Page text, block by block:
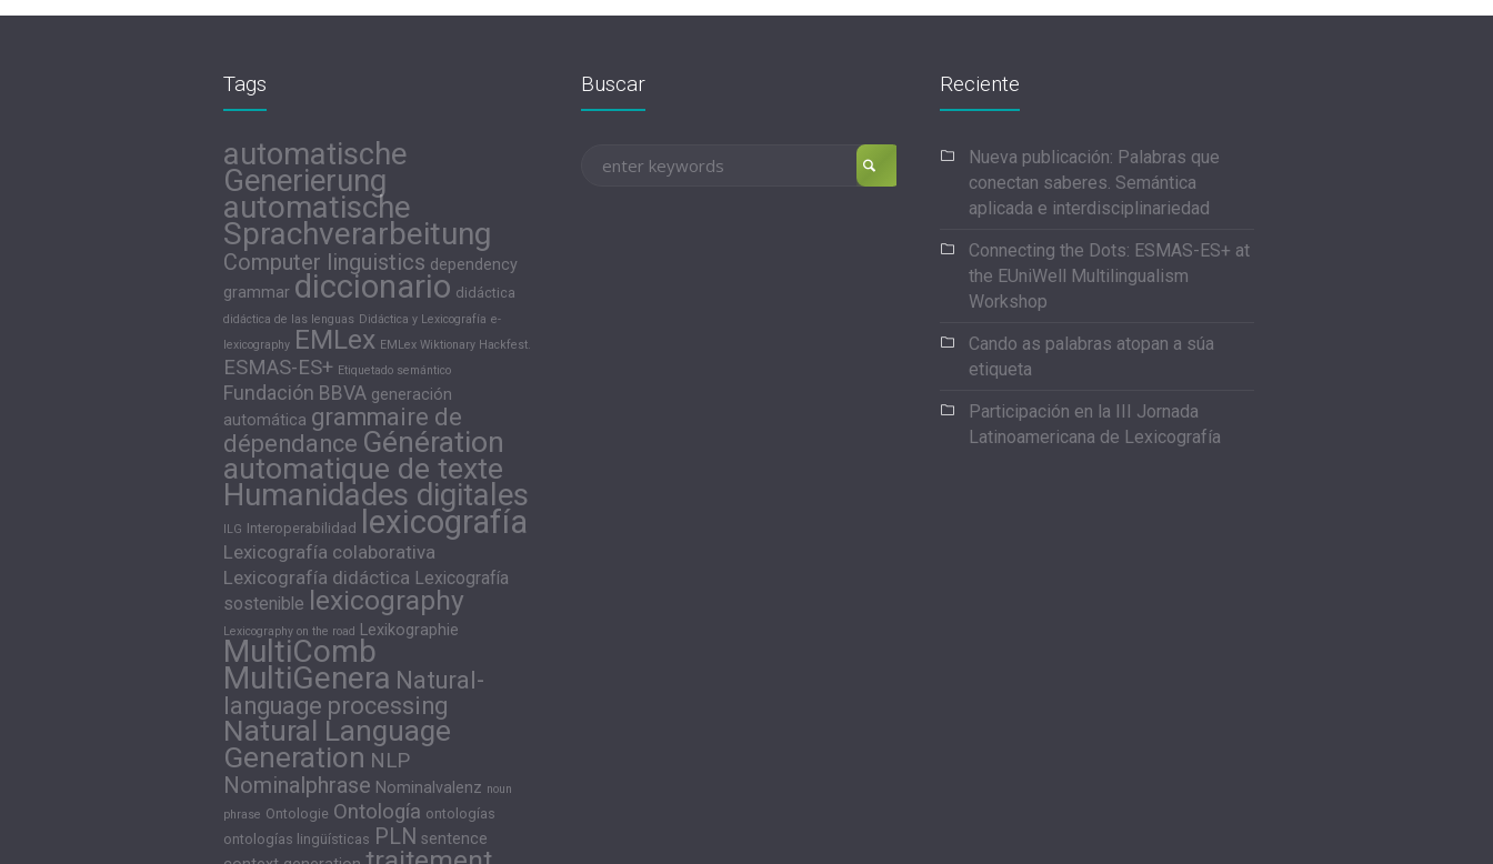
Tags
automatische
Generierung
automatische
Sprachverarbeitung
Computer linguistics dependency
grammar diccionario didáctica
didáctica de las lenguas Didáctica y Lexicografía e-
lexicography EMLex EMLex Wiktionary Hackfest.
ESMAS-ES+ Etiquetado semántico
Fundación BBVA generación
automática grammaire de
dépendance Génération
automatique de texte
Humanidades digitales
ILG Interoperabilidad lexicografía
Lexicografía colaborativa
Lexicografía didáctica Lexicografía
sostenible lexicography
Lexicography on the road Lexikographie
MultiComb
MultiGenera Natural-
language processing
Natural Language
Generation NLP
Nominalphrase Nominalvalenz noun
phrase Ontologie Ontología ontologías
ontologías lingüísticas PLN sentence
Buscar Reciente
Nueva publicación: Palabras que
conectan saberes. Semántica
aplicada e interdisciplinariedad
Connecting the Dots: ESMAS-ES+ at
the EUniWell Multilingualism
Workshop
Cando as palabras atopan a súa
etiqueta
Participación en la III Jornada
Latinoamericana de Lexicografía